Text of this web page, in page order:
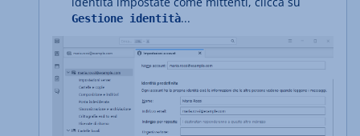
Gestione identità...